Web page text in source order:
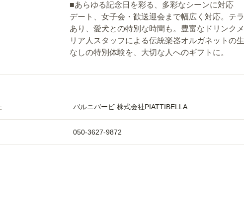
■あらゆる記念日を彩る、多彩なシーンに対応
デート、女子会・歓送迎会まで幅広く対応。テ
あり、愛犬との特別な時間も。豊富なドリンク
リア人スタッフによる伝統楽器オルガネットの
なしの特別体験を、大切な人へのギフトに。
バルニバービ 株式会社PIATTIBELLA
050-3627-9872